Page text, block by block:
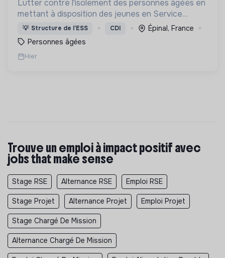
Lutter contre l'isolement des personnes âgées en
mettant à disposition des jeunes en Service
Civique dans les structures/associations
concernées.
💡 Structure de l’ESS CDI
Épinal, France
Personnes âgées
Hier
Trouve un emploi à impact positif avec
jobs that make sense
Stage RSE Alternance RSE Emploi RSE
Stage Projet Alternance Projet Emploi Projet
Stage Chargé De Mission
Alternance Chargé De Mission